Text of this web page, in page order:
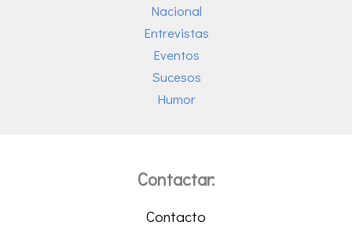
Nacional
Entrevistas
Eventos
Sucesos
Humor
Contactar:
Contacto